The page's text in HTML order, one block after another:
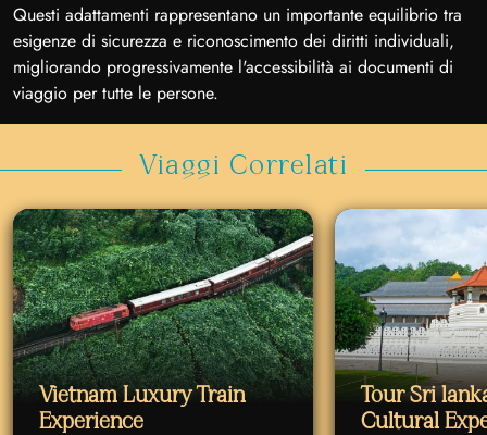
Questi adattamenti rappresentano un importante equilibrio tra
esigenze di sicurezza e riconoscimento dei diritti individuali,
migliorando progressivamente l'accessibilità ai documenti di
viaggio per tutte le persone.
Viaggi Correlati
Vietnam Luxury Train
Experience
Tour Sri
Cultural